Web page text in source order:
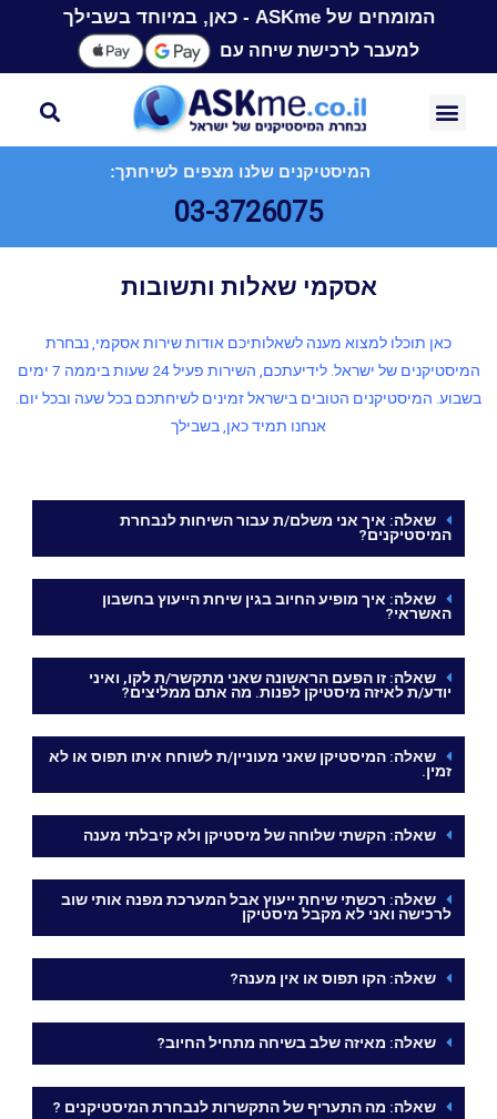
המומחים של ASKme - כאן, במיוחד בשבילך
למעבר לרכישת שיחה עם
המיסטיקנים שלנו מצפים לשיחתך:
03-3726075
אסקמי שאלות ותשובות
כאן תוכלו למצוא מענה לשאלותיכם אודות שירות אסקמי, נבחרת
המיסטיקנים של ישראל. לידיעתכם, השירות פעיל 24 שעות ביממה 7 ימים
בשבוע. המיסטיקנים הטובים בישראל זמינים לשיחתכם בכל שעה ובכל יום.
אנחנו תמיד כאן, בשבילך
שאלה: איך אני משלם/ת עבור השיחות לנבחרת
המיסטיקנים?
שאלה: איך מופיע החיוב בגין שיחת הייעוץ בחשבון
האשראי?
שאלה: זו הפעם הראשונה שאני מתקשר/ת לקו, ואיני
יודע/ת לאיזה מיסטיקן לפנות. מה אתם ממליצים?
שאלה: המיסטיקן שאני מעוניין/ת לשוחח איתו תפוס או לא
זמין.
שאלה: הקשתי שלוחה של מיסטיקן ולא קיבלתי מענה
שאלה: רכשתי שיחת ייעוץ אבל המערכת מפנה אותי שוב
לרכישה ואני לא מקבל מיסטיקן
שאלה: הקו תפוס או אין מענה?
שאלה: מאיזה שלב בשיחה מתחיל החיוב?
שאלה: מה התעריף של התקשרות לנבחרת המיסטיקנים ?